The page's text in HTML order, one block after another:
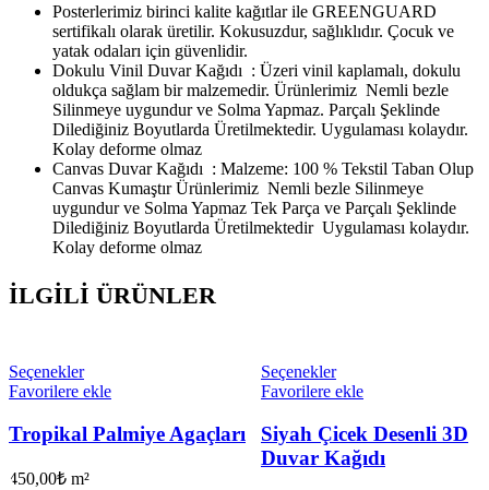
Posterlerimiz birinci kalite kağıtlar ile GREENGUARD
sertifikalı olarak üretilir. Kokusuzdur, sağlıklıdır. Çocuk ve
yatak odaları için güvenlidir.
Dokulu Vinil Duvar Kağıdı : Üzeri vinil kaplamalı, dokulu
oldukça sağlam bir malzemedir. Ürünlerimiz Nemli bezle
Silinmeye uygundur ve Solma Yapmaz. Parçalı Şeklinde
Dilediğiniz Boyutlarda Üretilmektedir. Uygulaması kolaydır.
Kolay deforme olmaz
Canvas Duvar Kağıdı : Malzeme: 100 % Tekstil Taban Olup
Canvas Kumaştır Ürünlerimiz Nemli bezle Silinmeye
uygundur ve Solma Yapmaz Tek Parça ve Parçalı Şeklinde
Dilediğiniz Boyutlarda Üretilmektedir Uygulaması kolaydır.
Kolay deforme olmaz
İLGILI ÜRÜNLER
Seçenekler
Favorilere ekle
Tropikal Palmiye Agaçları
450,00₺ m²
Seçenekler
Favorilere ekle
Siyah Çicek Desenli 3D
Duvar Kağıdı